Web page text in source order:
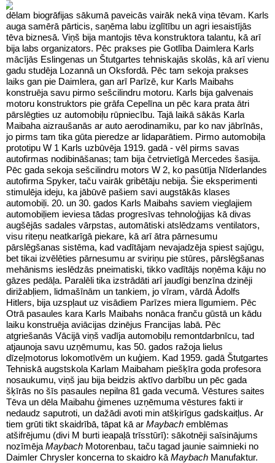
dēlam biogrāfijas sākumā paveicās vairāk nekā viņa tēvam. Karls
auga samērā pārticis, saņēma labu izglītību un agri iesaistījās
tēva biznesā. Viņš bija mantojis tēva konstruktora talantu, kā arī
bija labs organizators. Pēc prakses pie Gotlība Daimlera Karls
mācījās Eslingenas un Štutgartes tehniskajās skolās, kā arī vienu
gadu studēja Lozannā un Oksfordā. Pēc tam sekoja prakses
laiks gan pie Daimlera, gan arī Parīzē, kur Karls Maibahs
konstruēja savu pirmo sešcilindru motoru. Karls bija galvenais
motoru konstruktors pie grāfa Cepelīna un pēc kara prata ātri
pārslēgties uz automobiļu rūpniecību. Tajā laikā sākās Karla
Maibaha aizraušanās ar auto aerodinamiku, par ko nav jābrīnās,
jo pirms tam tika gūta pieredze ar lidaparātiem. Pirmo automobiļa
prototipu W 1 Karls uzbūvēja 1919. gadā - vēl pirms savas
autofirmas nodibināšanas; tam bija četrvietīgā Mercedes šasija.
Pēc gada sekoja sešcilindru motors W 2, ko pasūtīja Nīderlandes
autofirma Spyker, taču vairāk gribētāju nebija. Šie eksperimenti
stimulēja ideju, ka jābūvē pašiem savi augstākās klases
automobiļi. 20. un 30. gados Karls Maibahs saviem vieglajiem
automobiļiem ieviesa tādas progresīvas tehnoloģijas kā divas
augšējās sadales vārpstas, automātiski atslēdzams ventilators,
visu riteņu neatkarīgā piekare, kā arī ātra pārnesumu
pārslēgšanas sistēma, kad vadītājam nevajadzēja spiest sajūgu,
bet tikai izvēlēties pārnesumu ar sviriņu pie stūres, pārslēgšanas
mehānisms ieslēdzās pneimatiski, tikko vadītājs noņēma kāju no
gāzes pedāļa. Paralēli tika izstrādāti arī jaudīgi benzīna dzinēji
dirižabļiem, lidmašīnām un tankiem, jo vīram, vārdā Ādolfs
Hitlers, bija uzspļaut uz visādiem Parīzes miera līgumiem. Pēc
Otrā pasaules kara Karls Maibahs nonāca franču gūstā un kādu
laiku konstruēja aviācijas dzinējus Francijas labā. Pēc
atgriešanās Vācijā viņš vadīja automobiļu remontdarbnīcu, tad
atjaunoja savu uzņēmumu, kas 50. gados ražoja lielus
dīzeļmotorus lokomotīvēm un kuģiem. Kad 1959. gadā Štutgartes
Tehniskā augstskola Karlam Maibaham piešķīra goda profesora
nosaukumu, viņš jau bija beidzis aktīvo darbību un pēc gada
šķīrās no šīs pasaules nepilna 81 gada vecumā. Vēstures saites
Tēva un dēla Maibahu ģimenes uzņēmuma vēstures fakti ir
nedaudz saputroti, un dažādi avoti min atšķirīgus gadskaitļus. Ar
tiem grūti tikt skaidrībā, tāpat kā ar Maybach emblēmas
atšifrējumu (divi M burti ieapaļā trīsstūrī): sākotnēji saīsinājums
nozīmēja Maybach Motorenbau, taču tagad jaunie saimnieki no
Daimler Chrysler koncerna to skaidro kā Maybach Manufaktur.